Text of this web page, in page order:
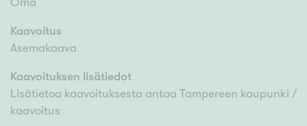
Kaavoitus
Asemakaava
Kaavoituksen lisätiedot
Lisätietoa kaavoituksesta antaa Tampereen kaupunki /
kaavoitus